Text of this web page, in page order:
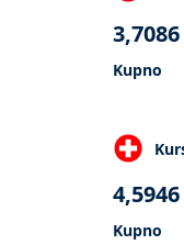
3,7086
Kupno
4,5946
Kupno